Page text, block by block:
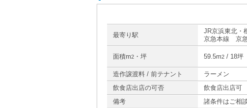
蓮沼駅の店舗物件・貸店舗・テナント一覧
大井町駅の店舗物件・貸店舗・テナント一
最寄り駅
JR京浜東北・
京急本線 京
面積m2 ・坪 59.5m2 / 18坪
造作譲渡料 / 前テナント
ラーメン
飲食店出店の可否
飲食店出店可
備考
諸条件はご相